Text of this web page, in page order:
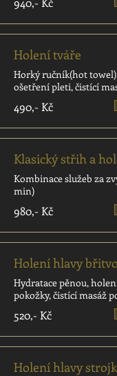
Holení tváře
Horký ručník(hot
ošetření pleti, čistící
490,- Kč
Klasický střih a
Kombinace služeb za
min)
980,- Kč
Holení hlavy
Hydratace pěnou,
pokožky, čistící masáž
520,- Kč
Holení hlavy